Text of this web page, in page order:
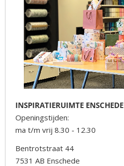
INSPIRATIERUIMTE ENSCHEDE
Openingstijden:
ma t/m vrij 8.30 - 12.30
Bentrotstraat 44
7531 AB Enschede